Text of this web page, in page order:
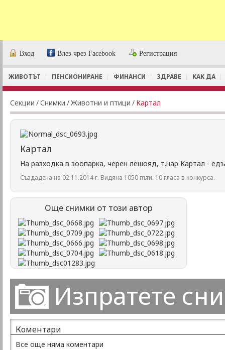
Вход Влез чрез Facebook Регистрация
ЖИВОТЪТ ПЕНСИОНИРАНЕ ФИНАНСИ ЗДРАВЕ КАК ДА
Секции /Снимки /Животни и птици / Картал
Картал
На разходка в зоопарка, черен лешояд, т.нар Картал -
Създадена на 02.11.2014 г. Видяна 1050 пъти. 10 гласа в конкурса.
Още снимки от този автор
Изпратете
Коментари
Все още няма коментари